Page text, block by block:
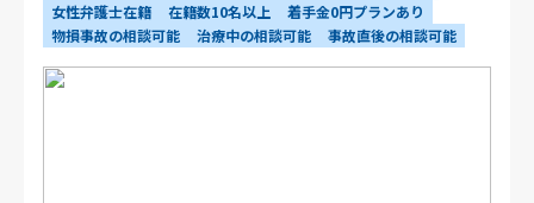
女性弁護士在籍
在籍数10名以上
着手金0円プランあり
物損事故の相談可能
治療中の相談可能 事故直後の相談可能